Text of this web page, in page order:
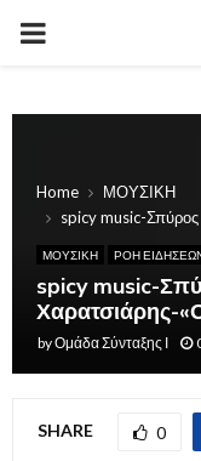
PRIMARY
Home
ΜΟΥΣΙΚΗ
spicy music-
ΜΟΥΣΙΚΗ ΡΟΗ
spicy music-
Χαρατσιάρης-
byΟμάδα Σύνταξης Ι
SHARE 0